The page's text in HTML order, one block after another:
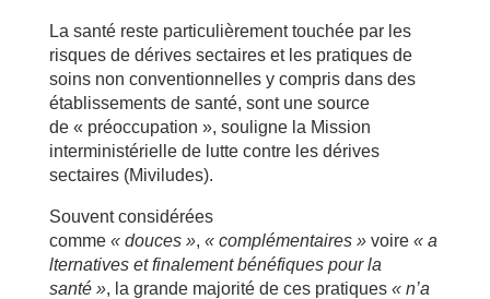
La santé reste particulièrement touchée par les
risques de dérives sectaires et les pratiques de
soins non conventionnelles y compris dans des
établissements de santé, sont une source
de « préoccupation », souligne la Mission
interministérielle de lutte contre les dérives
sectaires (Miviludes).
Souvent considérées
comme « douces », « complémentaires »voire « a
lternatives et finalement bénéfiques pour la
santé », la grande majorité de ces pratiques « n’a